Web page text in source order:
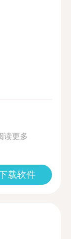
读更多
载软件